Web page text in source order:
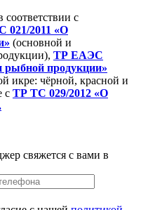
с
021/2011 «О
(основной и
ТР ЕАЭС
рыбной продукции»
икре: чёрной, красной и
с ТР ТС 029/2012 «О
свяжется с вами в